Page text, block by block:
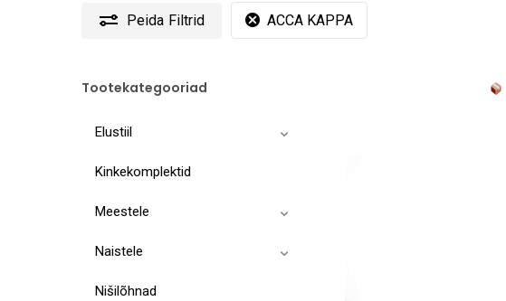
Peida Filtrid ACCA KAPPA
Tootekategooriad
Elustiil
Kinkekomplektid
Meestele
Naistele
Nišilõhnad